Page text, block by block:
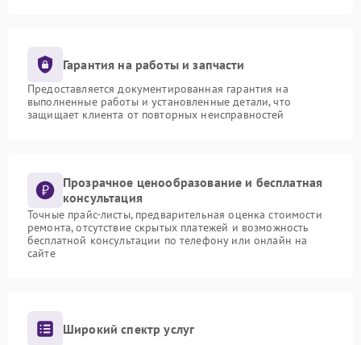
Гарантия на работы и запчасти
Предоставляется документированная гарантия на
выполненные работы и установленные детали, что
защищает клиента от повторных неисправностей
Прозрачное ценообразование и бесплатная
консультация
Точные прайс-листы, предварительная оценка стоимости
ремонта, отсутствие скрытых платежей и возможность
бесплатной консультации по телефону или онлайн на
сайте
Широкий спектр услуг